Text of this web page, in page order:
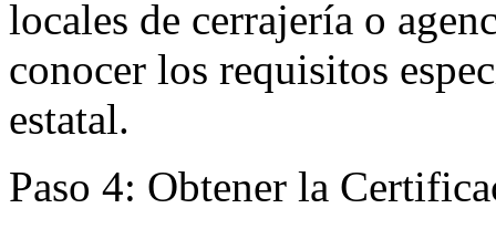
locales de cerrajería o
conocer los requisitos
estatal.
Paso 4: Obtener la